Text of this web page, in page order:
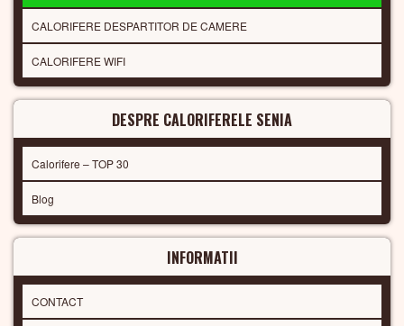
CALORIFERE DESPARTITOR DE CAMERE
CALORIFERE WIFI
DESPRE CALORIFERELE SENIA
Calorifere – TOP 30
Blog
INFORMATII
CONTACT